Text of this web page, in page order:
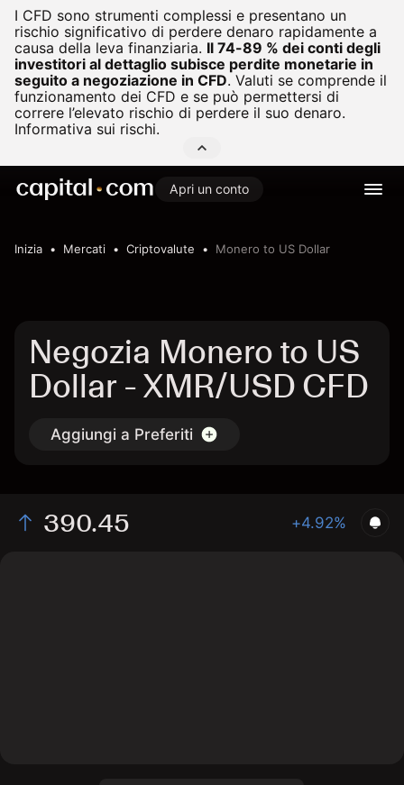
I CFD sono strumenti complessi e presentano un
rischio significativo di perdere denaro rapidamente a
causa della leva finanziaria. Il 74-89 % dei conti degli
investitori al dettaglio subisce perdite monetarie in
seguito a negoziazione in CFD. Valuti se comprende il
funzionamento dei CFD e se può permettersi di
correre l’elevato rischio di perdere il suo denaro.
Informativa sui rischi.
Apri un conto
Inizia Mercati Criptovalute Monero to US Dollar
Negozia Monero to US
Dollar - XMR/USD CFD
Aggiungi a Preferiti
390.45 +4.92%